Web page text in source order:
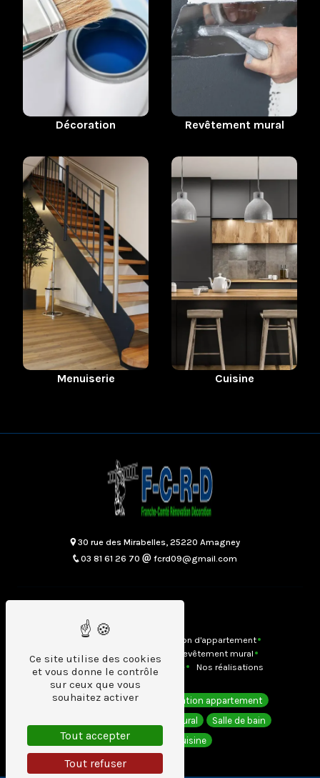
Décoration Revêtement mural
Menuiserie Cuisine
30 rue des Mirabelles, 25220 Amagney
03 81 61 26 70
fcrd09@gmail.com
Accueil
Rénovation d'appartement
Salles de bains
Cuisine
Revêtement mural
Revêtement de sol
Menuiserie Nos réalisations
Revêtement de sol
Rénovation appartement
Revêtement mural
Salle de bain
Menuiserie
Cuisine
Ce site utilise des cookies
et vous donne le contrôle
sur ceux que vous
souhaitez activer
Tout accepter
Tout refuser